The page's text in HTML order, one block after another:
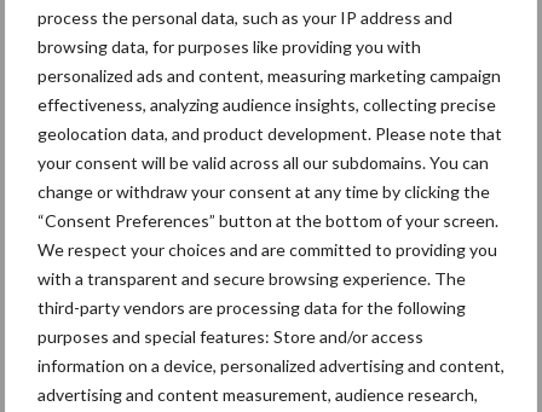
process the personal data, such as your IP address and
browsing data, for purposes like providing you with
personalized ads and content, measuring marketing campaign
effectiveness, analyzing audience insights, collecting precise
geolocation data, and product development. Please note that
your consent will be valid across all our subdomains. You can
change or withdraw your consent at any time by clicking the
“Consent Preferences” button at the bottom of your screen.
We respect your choices and are committed to providing you
with a transparent and secure browsing experience. The
third-party vendors are processing data for the following
purposes and special features: Store and/or access
information on a device, personalized advertising and content,
advertising and content measurement, audience research,
Goed te zien is hoe het gras keurig in het midden wordt afgelegd
zodat de Strautmann Giga Vitesse opraapwagen het kan
oprapen. Achter de wagen komt een mooi egaal maaibeeld
tevoorschijn. “Deze maaier heeft drie messen per schijf, waar
anderen er twee hebben”, geeft Albada als belangrijkste reden
voor de mooie maaikwaliteit.
Het gemaaide gras is door de Strautmann keurig opgeraapt. Zelfs
op het stuk waar het gras wat minder lang is, is amper gras is
blijven liggen. “Dit komt doordat het mooi smal is afgelegd. Eerder
bleef er meer liggen doordat er overheen werd gereden. Ook kan
ik met deze maaier mooi hoog afmaaien door de hoge sloffen die
eronder zitten. Dat is belangrijk voor de hergroei en voor het